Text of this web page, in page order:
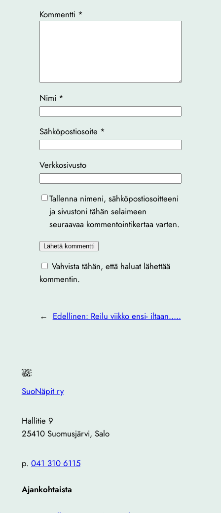
Kommentti *
Nimi *
Sähköpostiosoite *
Verkkosivusto
Tallenna nimeni, sähköpostiosoitteeni
ja sivustoni tähän selaimeen
seuraavaa kommentointikertaa varten.
Vahvista tähän, että haluat lähettää
kommentin.
← Edellinen: Reilu viikko ensi- iltaan…..
SuoNäpit ry
Hallitie 9
25410 Suomusjärvi, Salo
p. 041 310 6115
Ajankohtaista